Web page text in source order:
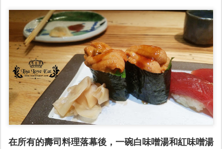
在所有的壽司 料理落幕後，一碗白味噌湯和紅味噌湯